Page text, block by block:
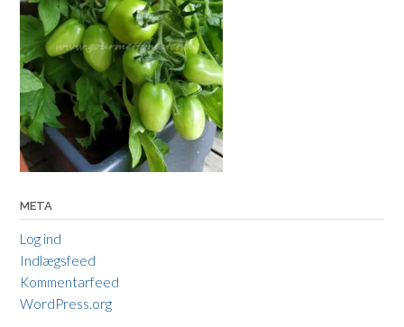
META
Log ind
Indlægsfeed
Kommentarfeed
WordPress.org